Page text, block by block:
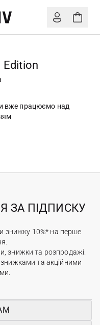
Edition
вже працюємо над
ЗА ПІДПИСКУ
знижку 10%* на перше
знижки та розпродажі.
та акційними